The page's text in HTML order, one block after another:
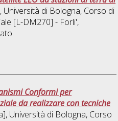
Università di Bologna, Corso di
[L-DM270] - Forli',
Conformi per
da realizzare con tecniche
Università di Bologna, Corso